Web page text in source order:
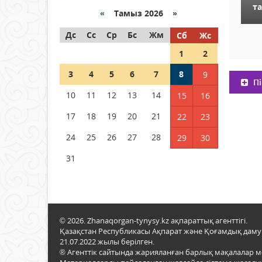
граждане Казахстана,
находящиеся за рубежом?
05 тамыз 2026 ж. 146
Шетелде жүрген Қазақстан
азаматтары қалай дауыс
бере алады?
« Тамыз 2026 »
Дс
Сс Ср Бс Жм Сб
Жс
1
2
3
4 5 6 7 8
9
10
11 12 13 14 15
16
17
18 19 20 21 22
23
24
25 26 27 28 29
30
31
© 2026. Zhanaqorgan-tynysy.kz ақпараттық агенттігі.
Қазақстан Республикасы Ақпарат және Қоғамдық даму
21.07.2022 жылы берілген.
® Агенттік сайтында жарияланған барлық